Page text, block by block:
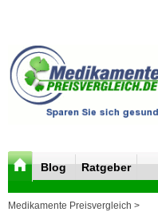
Blog Ratgeber
Medikamente Preisvergleich >